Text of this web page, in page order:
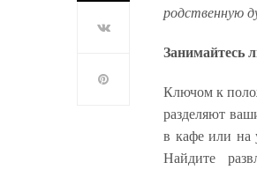
родственную
Занимайтесь
Ключом к
разделяют
в кафе или на
Найдите